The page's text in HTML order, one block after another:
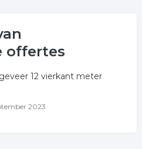
offertes
12 vierkant meter
2023